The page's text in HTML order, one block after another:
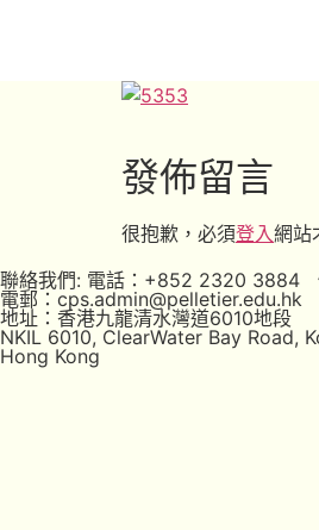
發佈留言
很抱歉，必須登入網站
聯絡我們: 電話：+852 2320 3884
電郵：cps.admin@pelletier.edu.hk
地址：香港九龍清水灣道6010地段
NKIL 6010, ClearWater Bay Road,
Hong Kong